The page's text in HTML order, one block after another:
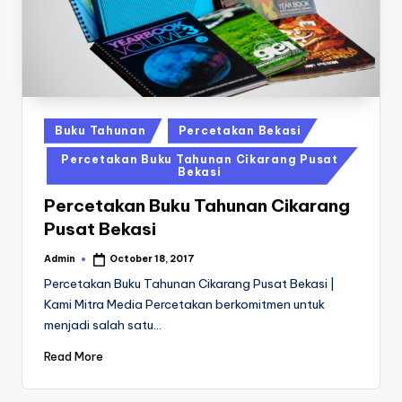
6
Posted
in
Buku Tahunan Percetakan Bekasi
Percetakan Buku Tahunan Cikarang Pusat
Bekasi
Percetakan Buku Tahunan Cikarang
Pusat Bekasi
Posted
Admin October 18, 2017
Percetakan Buku Tahunan Cikarang Pusat Bekasi |
Kami Mitra Media Percetakan berkomitmen untuk
menjadi salah satu…
Read More